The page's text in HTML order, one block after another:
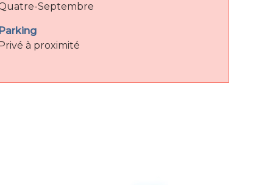
Septembre
Parking
Privé à proximité